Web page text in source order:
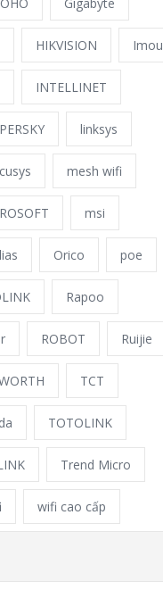
HIKVISION Imou
INTELLINET
linksys
mesh wifi
msi
Orico poe
Rapoo
ROBOT Ruijie
TCT
TOTOLINK
Trend Micro
wifi cao cấp